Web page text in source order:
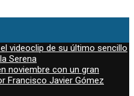
videoclip de su último sencillo
Serena
noviembre con un gran
Francisco Javier Gómez